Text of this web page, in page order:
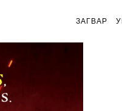
ЗАГВАР